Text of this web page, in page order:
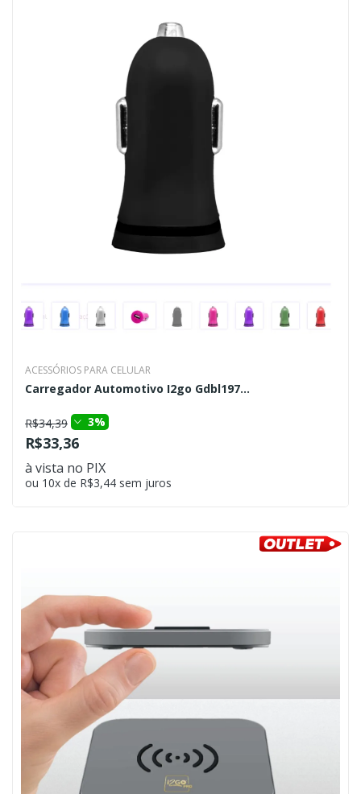
ACESSÓRIOS PARA CELULAR
Carregador Automotivo I2go Gdbl197...
R$34,39 3%
R$33,36
à vista no PIX
ou 10x de R$3,44 sem juros